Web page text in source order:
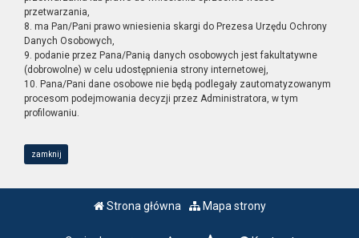
przetwarzania,
8. ma Pan/Pani prawo wniesienia skargi do Prezesa Urzędu Ochrony
Danych Osobowych,
9. podanie przez Pana/Panią danych osobowych jest fakultatywne
(dobrowolne) w celu udostępnienia strony internetowej,
10. Pana/Pani dane osobowe nie będą podlegały zautomatyzowanym
procesom podejmowania decyzji przez Administratora, w tym
profilowaniu.
zamknij
Strona główna Mapa strony